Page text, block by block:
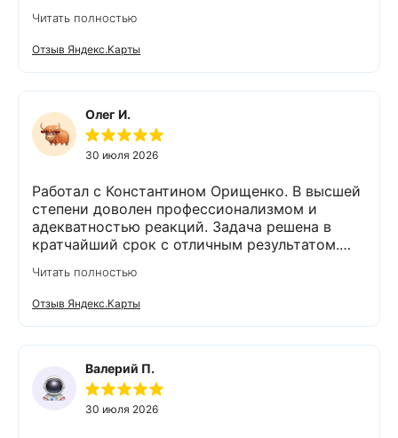
быстро и чётко всё объяснил,
порекомендовал и подобрал пару вариантов
оборудования. Монтаж так же сделали
быстро и качественно. На каждом этапе
Владимир был на связи и всегда отвечал на
интересующие нас вопросы. Приятным
бонусом был подарок😊👍спасибо. Остались
очень довольны компанией Экодар,
рекомендовать знакомым и друзьям,
обращаться в эту фирму.
Читать полностью
Отзыв Яндекс.Карты
Олег И.
30 июля 2026
Работал с Константином Орищенко. В высшей
степени доволен профессионализмом и
адекватностью реакций. Задача решена в
кратчайший срок с отличным результатом.
должном уровне. Спасибо!
Читать полностью
Отзыв Яндекс.Карты
Валерий П.
30 июля 2026